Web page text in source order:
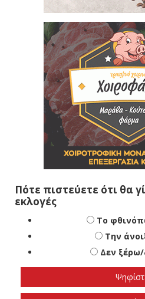
Πότε πιστεύετε ότι θα
εκλογές
Το
Την